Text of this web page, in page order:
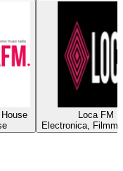
Loca FM
Electronica,